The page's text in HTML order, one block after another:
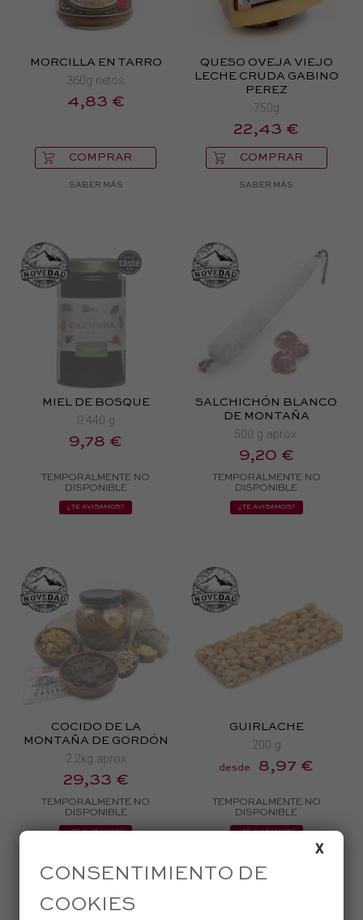
MORCILLA EN TARRO
360g netos
4,83 €
COMPRAR
SABER MÁS
QUESO OVEJA VIEJO
LECHE CRUDA GABINO
PEREZ
750g
22,43 €
COMPRAR
SABER MÁS
MIEL DE BOSQUE
0.440 g
9,78 €
TEMPORALMENTE NO
DISPONIBLE
¿TE AVISAMOS?
SALCHICHÓN BLANCO
DE MONTAÑA
500 g aprox.
9,20 €
TEMPORALMENTE NO
DISPONIBLE
¿TE AVISAMOS?
COCIDO DE LA
MONTAÑA DE GORDÓN
2.2kg aprox
29,33 €
TEMPORALMENTE NO
DISPONIBLE
¿TE AVISAMOS?
GUIRLACHE
200 g
desde 8,97 €
TEMPORALMENTE NO
DISPONIBLE
¿TE AVISAMOS?
X
CONSENTIMIENTO DE
COOKIES